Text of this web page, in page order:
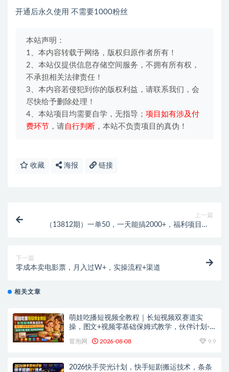
开通后永久使用 不需要1000粉丝
本站声明：
1、本内容转载于网络，版权归原作者所有！
2、本站仅提供信息存储空间服务，不拥有所有权，
不承担相关法律责任！
3、本内容若侵犯到你的版权利益，请联系我们，会
尽快给予删除处理！
4、本站项目均需要自学，无指导； 项目如有涉及付
费环节 ，请自行判断 ，本站不负责项目的真伪！
收藏 海报 链接
上一篇
（13812期）一单50，一天能搞2000+，福利项目，0
下一篇
零成本卖电影票，月入过W+，实操流程+渠道
相关文章
萌娃吃播短视频全教程｜长短视频双赛道实
操，图文+视频零基础保姆式教学，伙伴计划-
冒泡网 2026-08-08 9.9
2026快手荧光计划，快手短剧搬运技术，条条